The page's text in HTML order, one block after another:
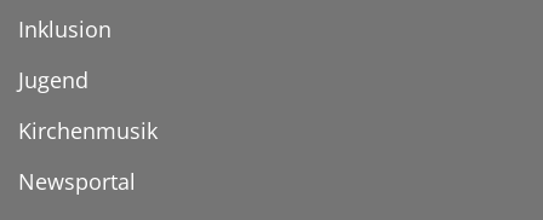
Inklusion
Jugend
Kirchenmusik
Newsportal